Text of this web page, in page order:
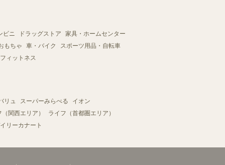
ビニ ドラッグストア
家具・ホームセンター
もちゃ 車・バイク
スポーツ用品・自転車
ィットネス
リュ スーパーみらべる
イオン
関西エリア）
ライフ（首都圏エリア）
リーカナート